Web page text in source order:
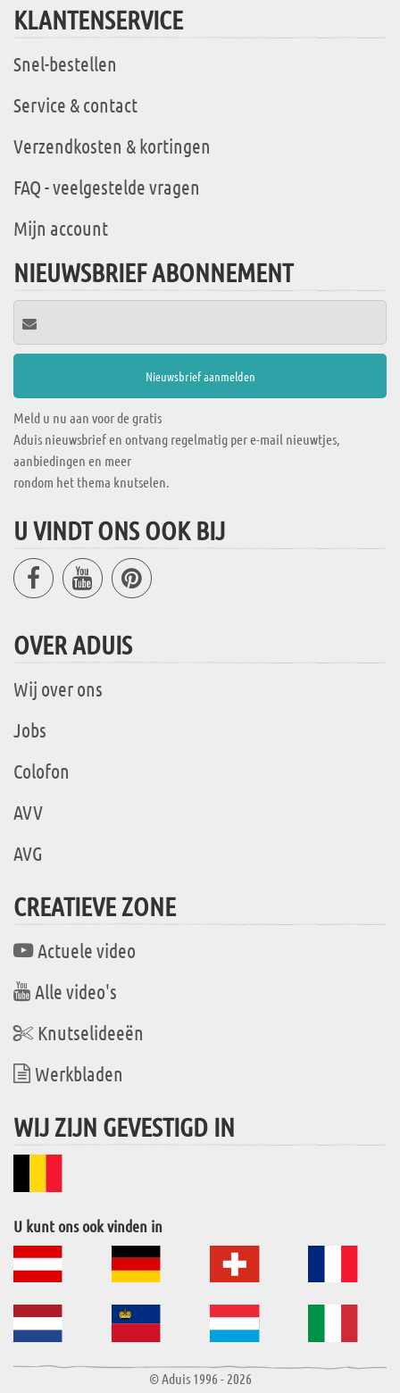
KLANTENSERVICE
Snel-bestellen
Service & contact
Verzendkosten & kortingen
FAQ - veelgestelde vragen
Mijn account
NIEUWSBRIEF ABONNEMENT
Meld u nu aan voor de gratis
Aduis nieuwsbrief en ontvang regelmatig per e-mail nieuwtjes,
aanbiedingen en meer
rondom het thema knutselen.
U VINDT ONS OOK BIJ
OVER ADUIS
Wij over ons
Jobs
Colofon
AVV
AVG
CREATIEVE ZONE
Actuele video
Alle video's
Knutselideeën
Werkbladen
WIJ ZIJN GEVESTIGD IN
U kunt ons ook vinden in
© Aduis 1996 - 2026